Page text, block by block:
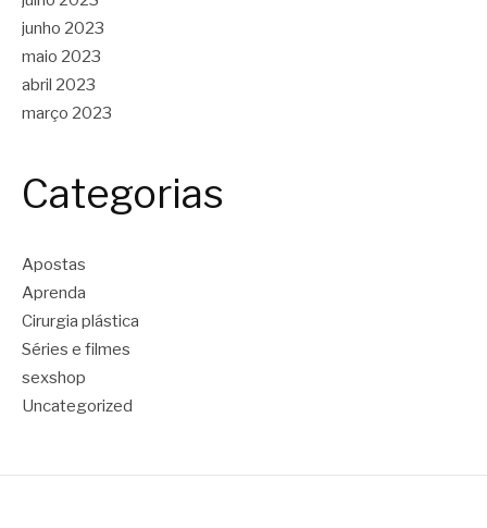
junho 2023
maio 2023
abril 2023
março 2023
Categorias
Apostas
Aprenda
Cirurgia plástica
Séries e filmes
sexshop
Uncategorized